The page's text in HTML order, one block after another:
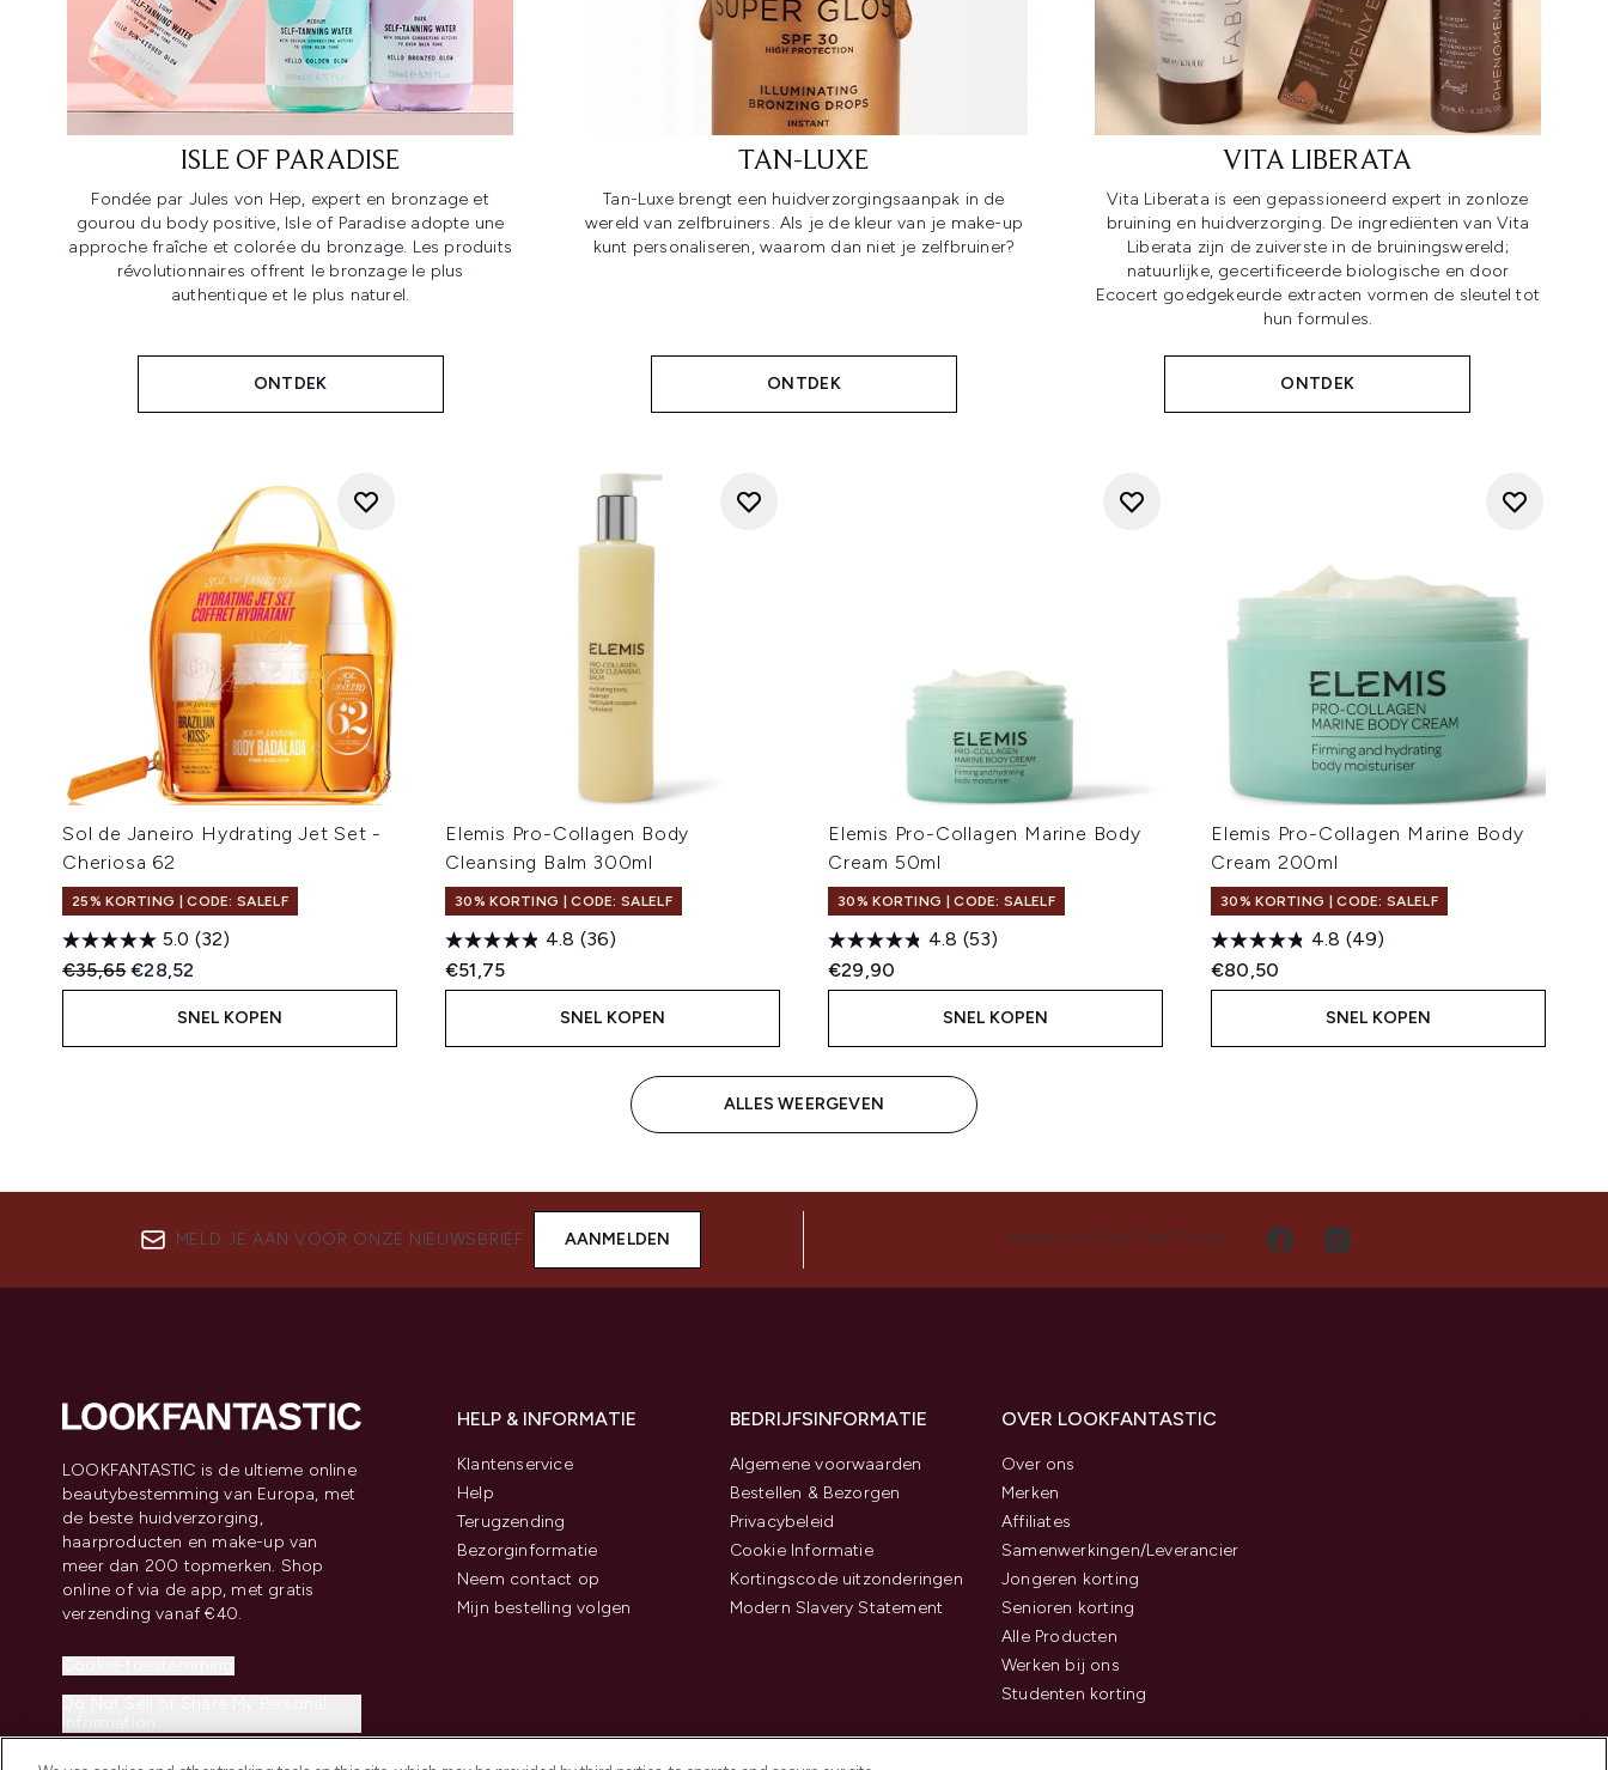
ISLE OF PARADISE
Fondée par Jules von Hep, expert en bronzage et
gourou du body positive, Isle of Paradise adopte une
approche fraîche et colorée du bronzage. Les produits
révolutionnaires offrent le bronzage le plus
authentique et le plus naturel.
ONTDEK
TAN-LUXE
Tan-Luxe brengt een huidverzorgingsaanpak in de
wereld van zelfbruiners. Als je de kleur van je make-up
kunt personaliseren, waarom dan niet je zelfbruiner?
ONTDEK
VITA LIBERATA
Vita Liberata is een gepassioneerd expert in zonloze
bruining en huidverzorging. De ingrediënten van Vita
Liberata zijn de zuiverste in de bruiningswereld;
natuurlijke, gecertificeerde biologische en door
Ecocert goedgekeurde extracten vormen de sleutel tot
hun formules.
ONTDEK
Sol de Janeiro Hydrating Jet Set -
Cheriosa 62
25% KORTING | CODE: SALELF
5.0 (32)
Recommended Retail Price:
€35,65Huidige prijs:
€28,52
SNEL KOPEN
Elemis Pro-Collagen Body
Cleansing Balm 300ml
30% KORTING | CODE: SALELF
4.8 (36)
€51,75
SNEL KOPEN
Elemis Pro-Collagen Marine Body
Cream 50ml
30% KORTING | CODE: SALELF
4.8 (53)
€29,90
SNEL KOPEN
Elemis Pro-Collagen Marine Body
Cream 200ml
30% KORTING | CODE: SALELF
4.8 (49)
€80,50
SNEL KOPEN
ALLES WEERGEVEN
MELD JE AAN VOOR ONZE NIEUWSBRIEF AANMELDEN MAAK CONTACT MET ONS
LOOKFANTASTIC is de ultieme online
beautybestemming van Europa, met
de beste huidverzorging,
haarproducten en make-up van
meer dan 200 topmerken. Shop
online of via de app, met gratis
verzending vanaf €40.
Information
HELP & INFORMATIE
Klantenservice
Help
Terugzending
Bezorginformatie
Neem contact op
Mijn bestelling volgen
BEDRIJFSINFORMATIE
Algemene voorwaarden
Bestellen & Bezorgen
Privacybeleid
Cookie Informatie
Kortingscode uitzonderingen
Modern Slavery Statement
OVER LOOKFANTASTIC
Over ons
Merken
Affiliates
Samenwerkingen/Leverancier
Jongeren korting
Senioren korting
Alle Producten
Werken bij ons
Studenten korting